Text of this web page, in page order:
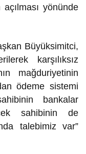
yönünde
Büyüksimitci,
karşılıksız
mağduriyetinin
ödeme sistemi
bankalar
sahibinin de
talebimiz var”